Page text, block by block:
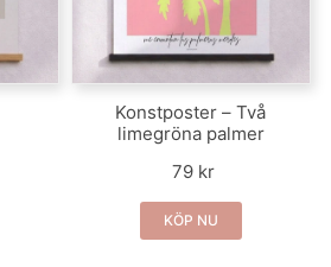
Konstposter – Två
limegröna palmer
79 kr
KÖP NU